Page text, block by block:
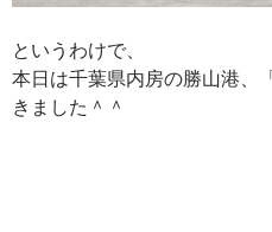
というわけで、
本日は千葉県内房の勝山港、
きました＾＾